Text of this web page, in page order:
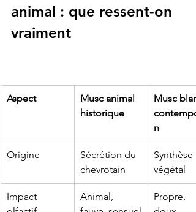
animal : que ressent-on
vraiment
Aspect
Musc animal
historique
Musc
n
Origine
Sécrétion du
chevrotain
Synthèse
végétal
Impact
Animal,
Propre,